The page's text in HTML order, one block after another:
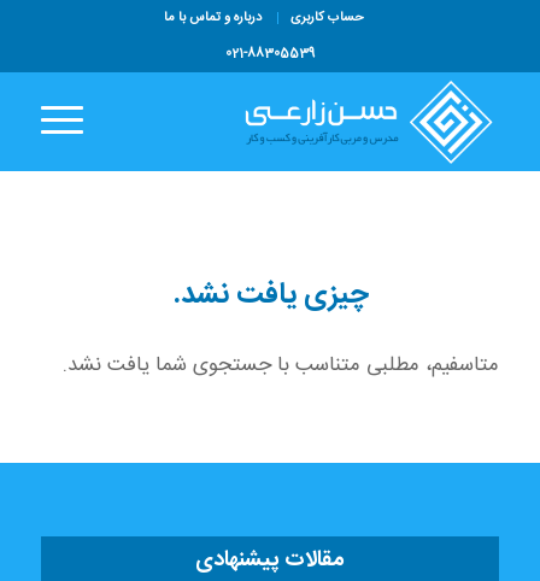
حساب کاربری
درباره و تماس با ما
021-88305539
چیزی یافت نشد.
متاسفیم، مطلبی متناسب با جستجوی شما یافت نشد.
مقالات پیشنهادی